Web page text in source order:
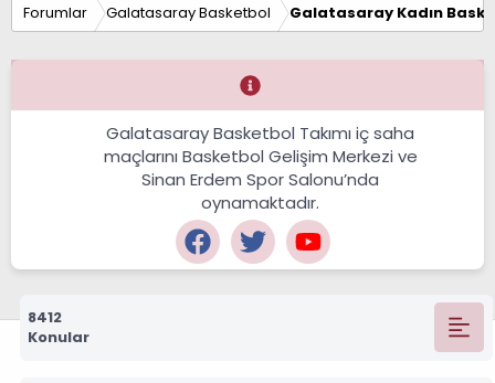
Forumlar Galatasaray Basketbol Galatasaray Kadın
Galatasaray Basketbol Takımı iç saha
maçlarını Basketbol Gelişim Merkezi ve
Sinan Erdem Spor Salonu’nda
oynamaktadır.
8412
Konular